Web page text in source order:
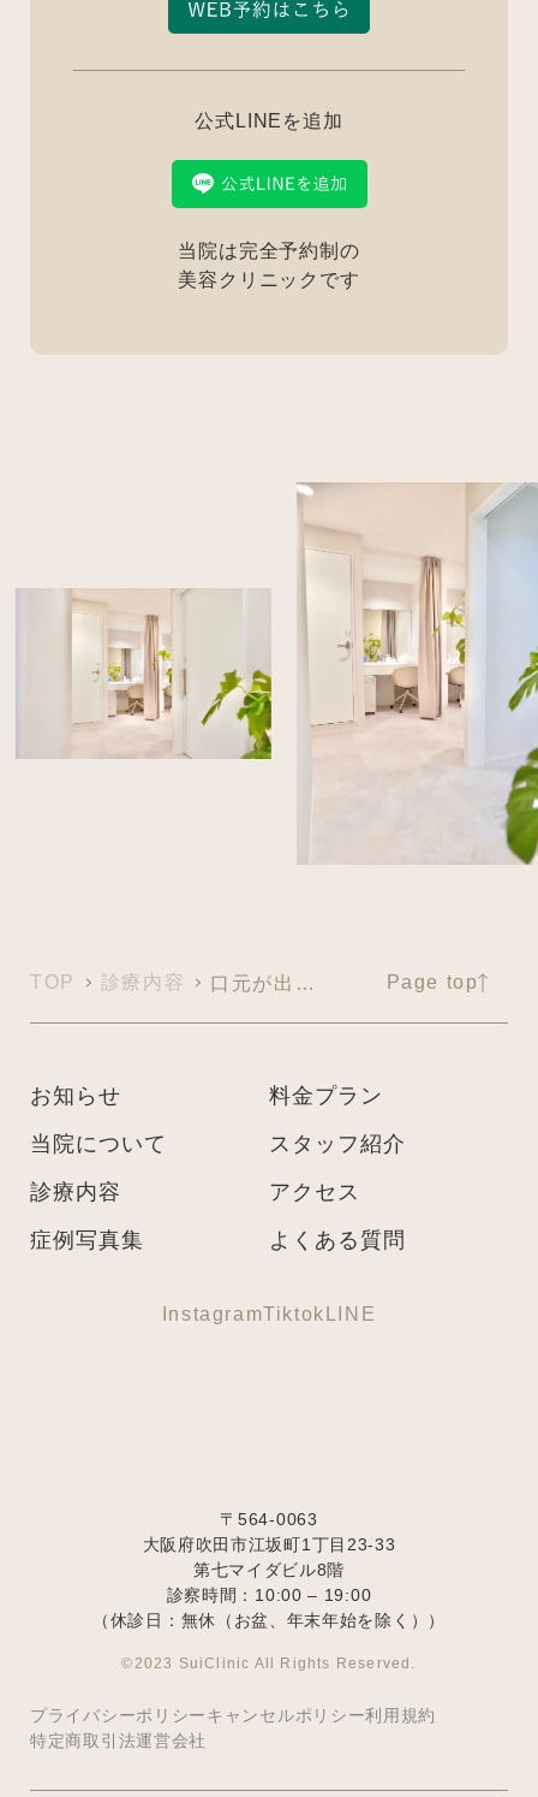
公式LINEを追加
当院は完全予約制の
美容クリニックです
TOP 診療内容 口元が出ているのが気になる Page top
お知らせ
当院について
診療内容
症例写真集
料金プラン
スタッフ紹介
アクセス
よくある質問
InstagramTiktok LINE
〒564-0063
大阪府吹田市江坂町1丁目23‐33
第七マイダビル8階
診察時間：10:00 – 19:00
（休診日：無休（お盆、年末年始を除く））
©2023 SuiClinic All Rights Reserved.
プライバシーポリシーキャンセルポリシー利用規約
特定商取引法運営会社